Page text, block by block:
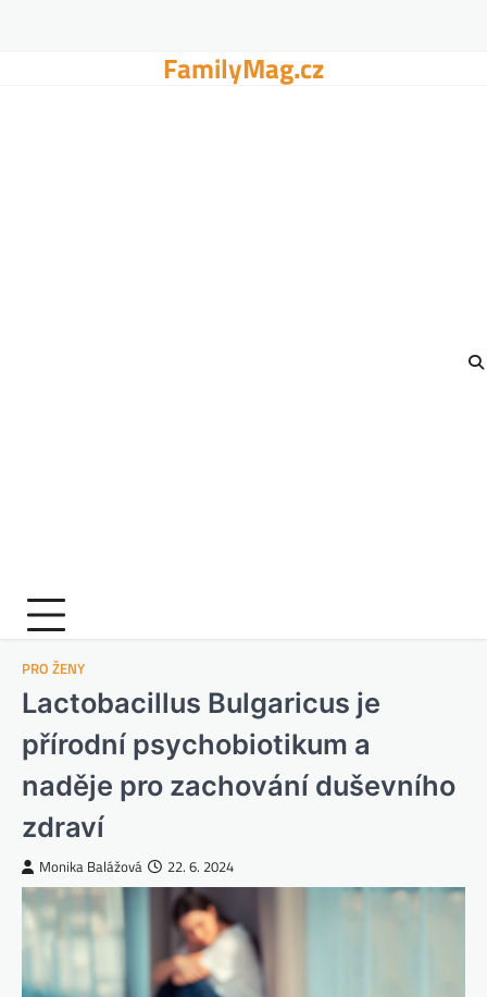
FamilyMag.cz
PRO ŽENY
Lactobacillus Bulgaricus je
přírodní psychobiotikum a
naděje pro zachování duševního
zdraví
Monika Balážová 22. 6. 2024